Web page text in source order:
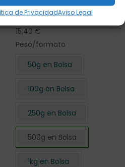
de PrivacidadAviso Legal
Flor de Hibisco
cortada 500 gr.
15,40 €
Peso/formato
50g en Bolsa
100g en Bolsa
250g en Bolsa
500g en Bolsa
1kg en Bolsa